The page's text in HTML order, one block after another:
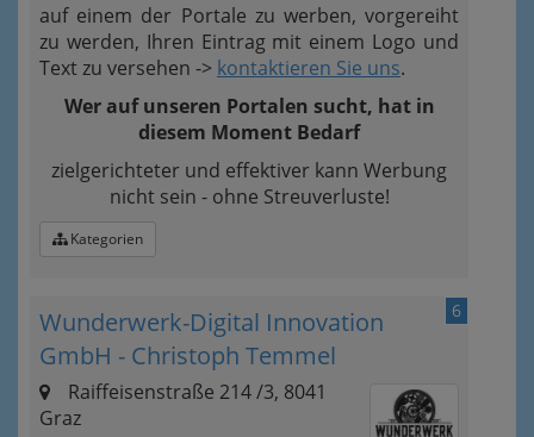
auf einem der Portale zu werben, vorgereiht
zu werden, Ihren Eintrag mit einem Logo und
Text zu versehen -> kontaktieren Sie uns.
Wer auf unseren Portalen sucht, hat in
diesem Moment Bedarf
zielgerichteter und effektiver kann Werbung
nicht sein - ohne Streuverluste!
Kategorien
6
Wunderwerk-Digital Innovation
GmbH - Christoph Temmel
Raiffeisenstraße 214 /3, 8041
Graz